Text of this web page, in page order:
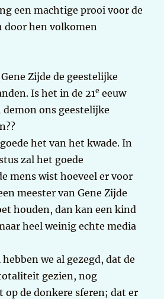
een machtige prooi voor de
door hen volkomen
Zijde de geestelijke
Is het in de 21e eeuw
demon ons geestelijke
het van het kwade. In
zal het goede
mens wist hoeveel er voor
meester van Gene Zijde
houden, dan kan een kind
heel weinig echte media
we al gezegd, dat de
gezien, nog
op de donkere sferen; dat er